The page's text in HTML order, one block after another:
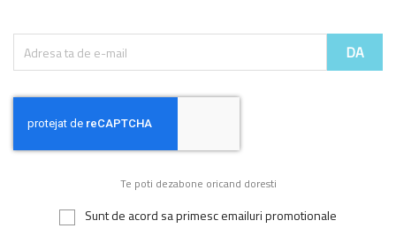
Te poti dezabone oricand doresti
Sunt de acord sa primesc emailuri promotionale